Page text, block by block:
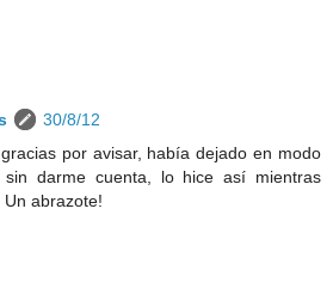
30/8/12
por avisar, había dejado en modo
darme cuenta, lo hice así mientras
abrazote!